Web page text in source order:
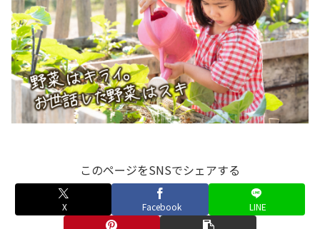
このページをSNSでシェアする
X Facebook LINE